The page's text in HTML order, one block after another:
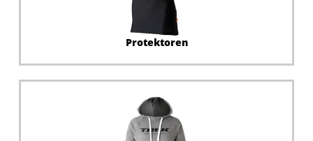
Protektoren